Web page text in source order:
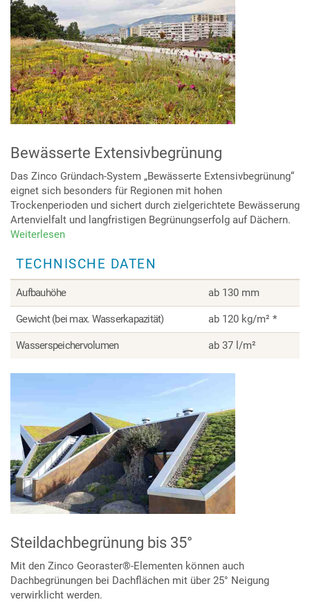
Bewässerte Extensivbegrünung
Das Zinco Gründach-System „Bewässerte Extensivbegrünung“
eignet sich besonders für Regionen mit hohen
Trockenperioden und sichert durch zielgerichtete Bewässerung
Artenvielfalt und langfristigen Begrünungserfolg auf Dächern.
Weiterlesen
Extensivbegrünung
TECHNISCHE DATEN
Aufbauhöhe ab 130 mm
Gewicht (bei max. Wasserkapazität) ab 120 kg/m² *
Wasserspeichervolumen ab 37 l/m²
Steildachbegrünung bis 35°
Mit den Zinco Georaster®-Elementen können auch
Dachbegrünungen bei Dachflächen mit über 25° Neigung
verwirklicht werden.